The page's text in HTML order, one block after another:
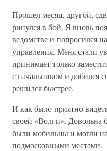
Прошел месяц, другой,
ринулся в бой. Я вновь
ведомстве и попросился
управления. Меня стали
принимает только
с начальником и добился
решился быстрее.
И как было приятно
своей «Волги». Довольна
были мобильны и могли
подмосковными местами.